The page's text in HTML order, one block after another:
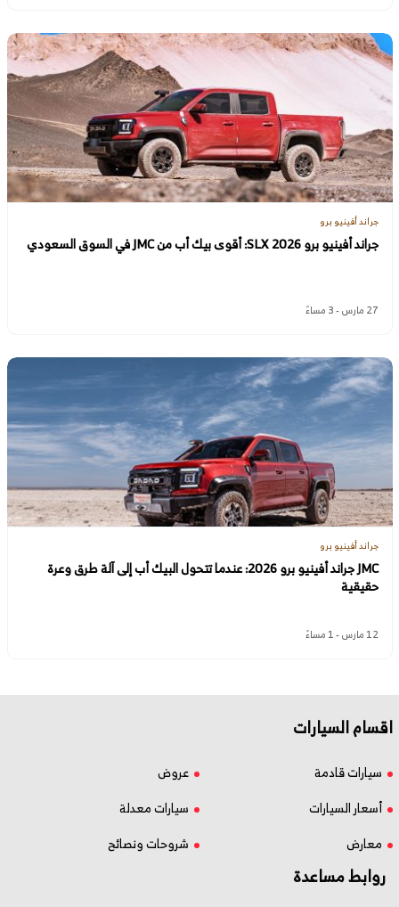
جراند أفينيو برو
جراند أفينيو برو SLX 2026: أقوى بيك أب من JMC في السوق السعودي
27 مارس - 3 مساءً
جراند أفينيو برو
JMC جراند أفينيو برو 2026: عندما تتحول البيك أب إلى آلة طرق وعرة
حقيقية
12 مارس - 1 مساءً
اقسام السيارات
سيارات قادمة
عروض
أسعار السيارات
سيارات معدلة
معارض
شروحات ونصائح
روابط مساعدة